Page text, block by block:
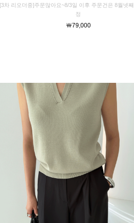
[3차 리오더중]주문많아요~8/3일 이후 주문건은 8월넷째
정
￦79,000